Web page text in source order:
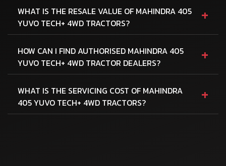
WHAT IS THE RESALE VALUE OF MAHINDRA 405
YUVO TECH+ 4WD TRACTORS?
+
HOW CAN I FIND AUTHORISED MAHINDRA 405
YUVO TECH+ 4WD TRACTOR DEALERS?
+
WHAT IS THE SERVICING COST OF MAHINDRA
405 YUVO TECH+ 4WD TRACTORS?
+